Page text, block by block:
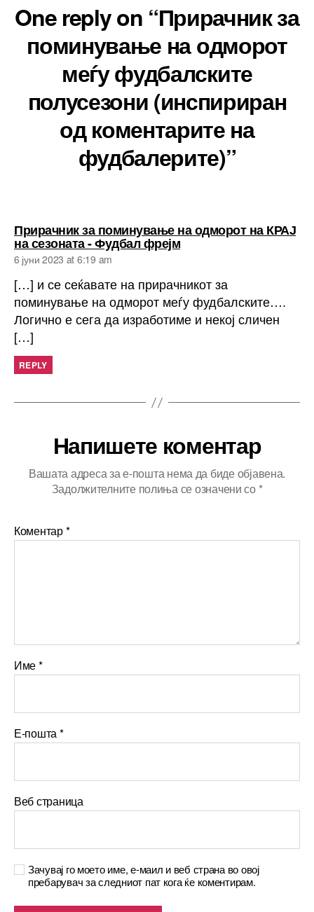
One reply on “Прирачник за
поминување на одморот
меѓу фудбалските
полусезони (инспириран
од коментарите на
фудбалерите)”
Прирачник за поминување на одморот на КРАЈ
на сезоната - Фудбал фрејмsays:
6 јуни 2023 at 6:19 am
[…] и се сеќавате на прирачникот за
поминување на одморот меѓу фудбалските….
Логично е сега да изработиме и некој сличен
[…]
REPLY
Напишете коментар
Вашата адреса за е-пошта нема да биде објавена.
Задолжителните полиња се означени со *
Коментар*
Име*
Е-пошта*
Веб страница
Зачувај го моето име, е-маил и веб страна во овој
пребарувач за следниот пат кога ќе коментирам.